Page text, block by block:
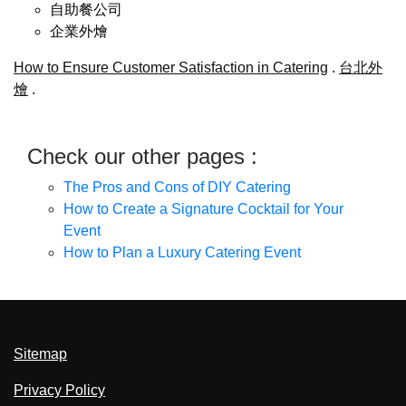
自助餐公司
企業外燴
How to Ensure Customer Satisfaction in Catering . 台北外
燴 .
Check our other pages :
The Pros and Cons of DIY Catering
How to Create a Signature Cocktail for Your
Event
How to Plan a Luxury Catering Event
Sitemap
Privacy Policy